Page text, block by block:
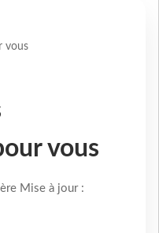
vous
vous
Mise à jour :